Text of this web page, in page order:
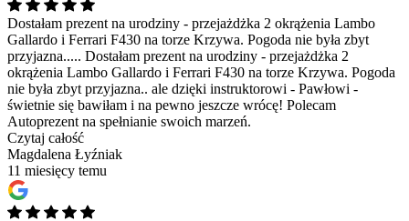
Dostałam prezent na urodziny - przejażdżka 2 okrążenia Lambo
Gallardo i Ferrari F430 na torze Krzywa. Pogoda nie była zbyt
przyjazna..... Dostałam prezent na urodziny - przejażdżka 2
okrążenia Lambo Gallardo i Ferrari F430 na torze Krzywa. Pogoda
nie była zbyt przyjazna.. ale dzięki instruktorowi - Pawłowi -
świetnie się bawiłam i na pewno jeszcze wrócę! Polecam
Autoprezent na spełnianie swoich marzeń.
Czytaj całość
Magdalena Łyźniak
11 miesięcy temu